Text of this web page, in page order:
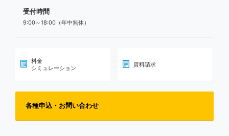
受付時間
9:00～18:00（年中無休）
料金
シミュレーション
資料請求
各種申込・お問い合わせ